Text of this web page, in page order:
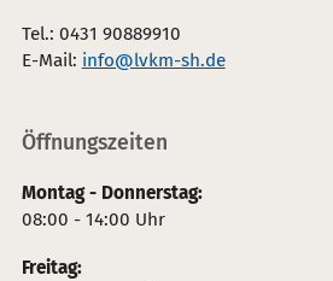
Tel.: 0431 90889910
E-Mail: info@lvkm-sh.de
Öffnungszeiten
Montag - Donnerstag:
08:00 - 14:00 Uhr
Freitag: